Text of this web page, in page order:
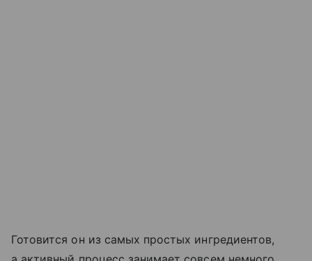
Готовится он из самых простых ингредиентов,